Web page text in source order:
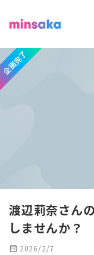
企画完了
渡辺莉奈さん
しませんか？
calendar_month 2026/2/7